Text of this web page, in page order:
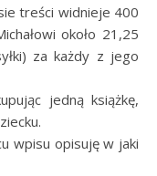
treści widnieje 400
około 21,25
za każdy z jego
jedną książkę,
wpisu opisuję w jaki